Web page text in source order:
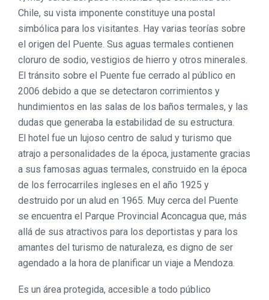
Chile, su vista imponente constituye una postal
simbólica para los visitantes. Hay varias teorías sobre
el origen del Puente. Sus aguas termales contienen
cloruro de sodio, vestigios de hierro y otros minerales.
El tránsito sobre el Puente fue cerrado al público en
2006 debido a que se detectaron corrimientos y
hundimientos en las salas de los baños termales, y las
dudas que generaba la estabilidad de su estructura.
El hotel fue un lujoso centro de salud y turismo que
atrajo a personalidades de la época, justamente gracias
a sus famosas aguas termales, construido en la época
de los ferrocarriles ingleses en el año 1925 y
destruido por un alud en 1965. Muy cerca del Puente
se encuentra el Parque Provincial Aconcagua que, más
allá de sus atractivos para los deportistas y para los
amantes del turismo de naturaleza, es digno de ser
agendado a la hora de planificar un viaje a Mendoza.
Es un área protegida, accesible a todo público